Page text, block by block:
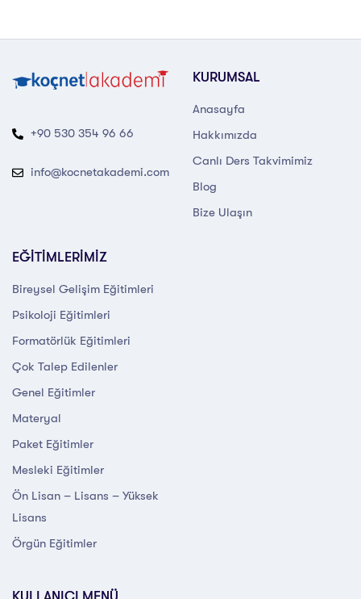
+90 530 354 96 66
info@kocnetakademi.com
KURUMSAL
Anasayfa
Hakkımızda
Canlı Ders Takvimimiz
Blog
Bize Ulaşın
EĞİTİMLERİMİZ
Bireysel Gelişim Eğitimleri
Psikoloji Eğitimleri
Formatörlük Eğitimleri
Çok Talep Edilenler
Genel Eğitimler
Materyal
Paket Eğitimler
Mesleki Eğitimler
Ön Lisan – Lisans – Yüksek
Lisans
Örgün Eğitimler